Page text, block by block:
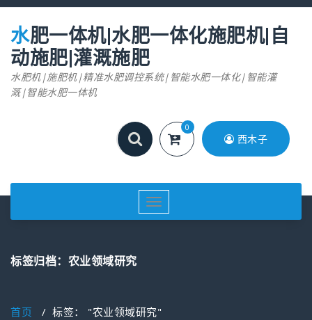
跳
水肥一体机|水肥一体化施肥机|自
动施肥|灌溉施肥
水肥机|施肥机|精准水肥调控系统|智能水肥一体化|智能灌
溉|智能水肥一体机
0
西木子
切
换
标签归档：农业领域研究
首页 / 标签： "农业领域研究"